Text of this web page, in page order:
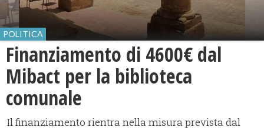
POLITICA
Finanziamento di 4600€ dal
Mibact per la biblioteca
comunale
Il finanziamento rientra nella misura prevista dal